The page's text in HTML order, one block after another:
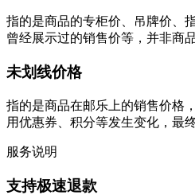
指的是商品的专柜价、吊牌价、
曾经展示过的销售价等，并非商
未划线价格
指的是商品在邮乐上的销售价格
用优惠券、积分等发生变化，最
服务说明
支持极速退款